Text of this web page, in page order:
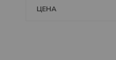
ЦЕНА